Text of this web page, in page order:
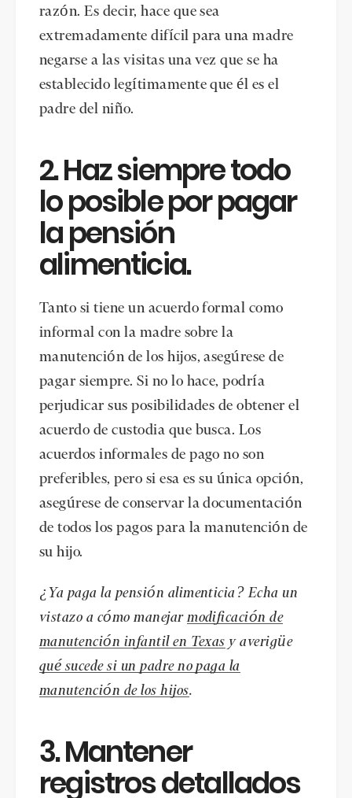
razón. Es decir, hace que sea
extremadamente difícil para una madre
negarse a las visitas una vez que se ha
establecido legítimamente que él es el
padre del niño.
2. Haz siempre todo
lo posible por pagar
la pensión
alimenticia.
Tanto si tiene un acuerdo formal como
informal con la madre sobre la
manutención de los hijos, asegúrese de
pagar siempre. Si no lo hace, podría
perjudicar sus posibilidades de obtener el
acuerdo de custodia que busca. Los
acuerdos informales de pago no son
preferibles, pero si esa es su única opción,
asegúrese de conservar la documentación
de todos los pagos para la manutención de
su hijo.
¿Ya paga la pensión alimenticia? Echa un
vistazo a cómo manejarmodificación de
manutención infantil en Texas y averigüe
qué sucede si un padre no paga la
manutención de los hijos.
3. Mantener
registros detallados